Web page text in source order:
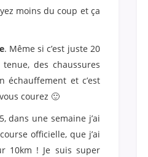
moins du coup et ça
. Même si c’est juste 20
des chaussures
échauffement et c’est
courez 🙂
dans une semaine j’ai
officielle, que j’ai
10km ! Je suis super